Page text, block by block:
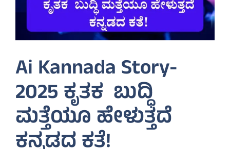
Ai Kannada Story-
2025 ಕೃತಕ ಬುದ್ಧಿ
ಮತ್ತೆಯೂ ಹೇಳುತ್ತದೆ